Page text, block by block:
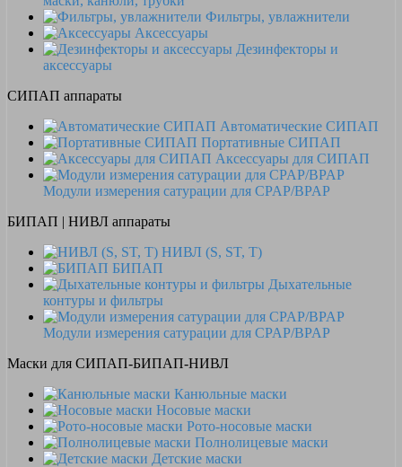
Фильтры, увлажнители
Аксессуары
Дезинфекторы и
аксессуары
СИПАП аппараты
Автоматические СИПАП
Портативные СИПАП
Аксессуары для СИПАП
Модули измерения сатурации для CPAP/BPAP
БИПАП | НИВЛ аппараты
НИВЛ (S, ST, T)
БИПАП
Дыхательные
контуры и фильтры
Модули измерения сатурации для CPAP/BPAP
Маски для СИПАП-БИПАП-НИВЛ
Канюльные маски
Носовые маски
Рото-носовые маски
Полнолицевые маски
Детские маски